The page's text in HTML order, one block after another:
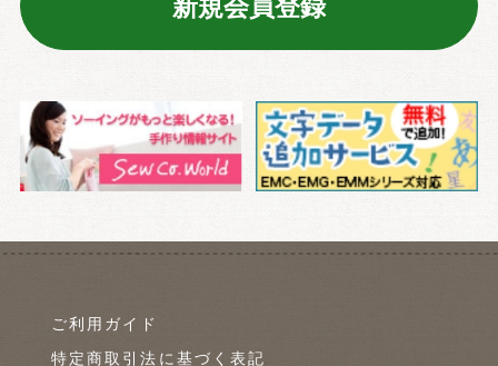
ご利用ガイド
特定商取引法に基づく表記